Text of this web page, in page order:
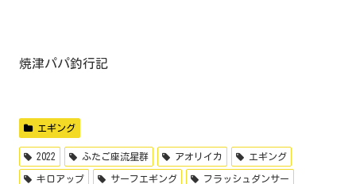
焼津パパ釣行記
エギング
2022 ふたご座流星群 アオリイカ エギング
キロアップ サーフエギング フラッシュダンサー